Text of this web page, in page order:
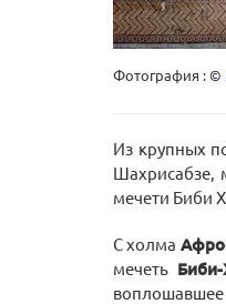
Фотография : ©
Из крупных
Шахрисабзе,
мечети Биби
С холма
мечеть